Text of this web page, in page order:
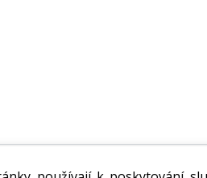
proti mechanickému